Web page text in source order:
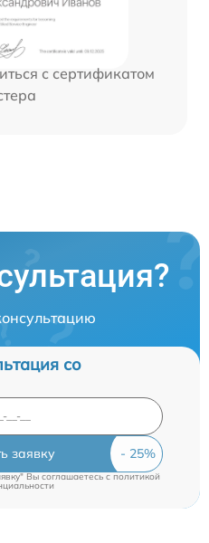
с сертификатом
со
заявку
Вы соглашаетесь cполитикой